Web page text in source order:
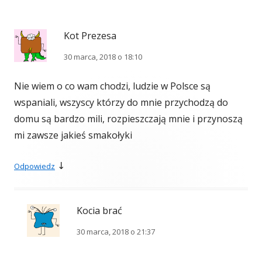
Kot Prezesa
30 marca, 2018 o 18:10
Nie wiem o co wam chodzi, ludzie w Polsce są
wspaniali, wszyscy którzy do mnie przychodzą do
domu są bardzo mili, rozpieszczają mnie i przynoszą
mi zawsze jakieś smakołyki
Odpowiedz ↓
Kocia brać
30 marca, 2018 o 21:37